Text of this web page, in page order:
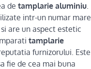
de tamplarie aluminiu.
intr-un numar mare
are un aspect estetic
tamplarie
furnizorului. Este
fie de cea mai buna